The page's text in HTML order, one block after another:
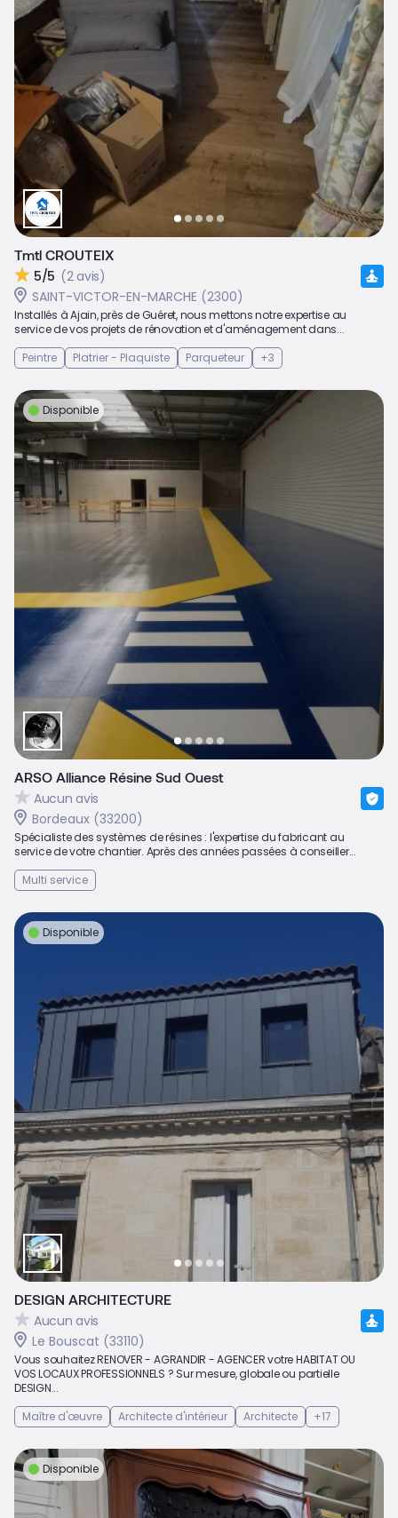
Tmtl CROUTEIX
5/5 (2 avis)
SAINT-VICTOR-EN-MARCHE (2300)
Installés à Ajain, près de Guéret, nous mettons notre expertise au
service de vos projets de rénovation et d'aménagement dans...
Peintre
Platrier - Plaquiste Parqueteur +3
Disponible
ARSO Alliance Résine Sud Ouest
Aucun avis
Bordeaux (33200)
Spécialiste des systèmes de résines : l'expertise du fabricant au
service de votre chantier. Après des années passées à conseiller...
Multi service
Disponible
DESIGN ARCHITECTURE
Aucun avis
Le Bouscat (33110)
Vous souhaitez RENOVER - AGRANDIR - AGENCER votre HABITAT OU
VOS LOCAUX PROFESSIONNELS ? Sur mesure, globale ou partielle
DESIGN...
Maître d'œuvre
Architecte d'intérieur Architecte +17
Disponible